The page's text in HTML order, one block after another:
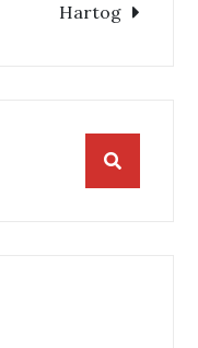
Hartog